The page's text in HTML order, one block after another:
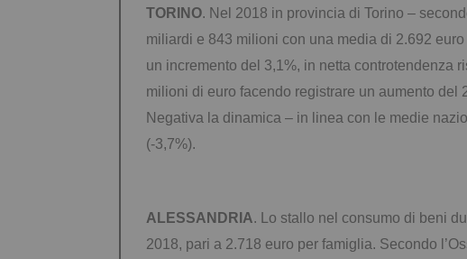
TORINO. Nel 2018 in provincia di Torino –
miliardi e 843 milioni con una media di 2.692
un incremento del 3,1%, in netta controtendenza
milioni di euro facendo registrare un aumento del
Negativa la dinamica – in linea con le medie
(-3,7%).
ALESSANDRIA. Lo stallo nel consumo di beni
2018, pari a 2.718 euro per famiglia. Secondo